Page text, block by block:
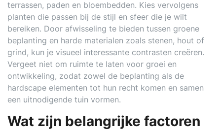
terrassen, paden en bloembedden. Kies vervolgens
planten die passen bij de stijl en sfeer die je wilt
bereiken. Door afwisseling te bieden tussen groene
beplanting en harde materialen zoals stenen, hout of
grind, kun je visueel interessante contrasten creëren.
Vergeet niet om ruimte te laten voor groei en
ontwikkeling, zodat zowel de beplanting als de
hardscape elementen tot hun recht komen en samen
een uitnodigende tuin vormen.
Wat zijn belangrijke factoren